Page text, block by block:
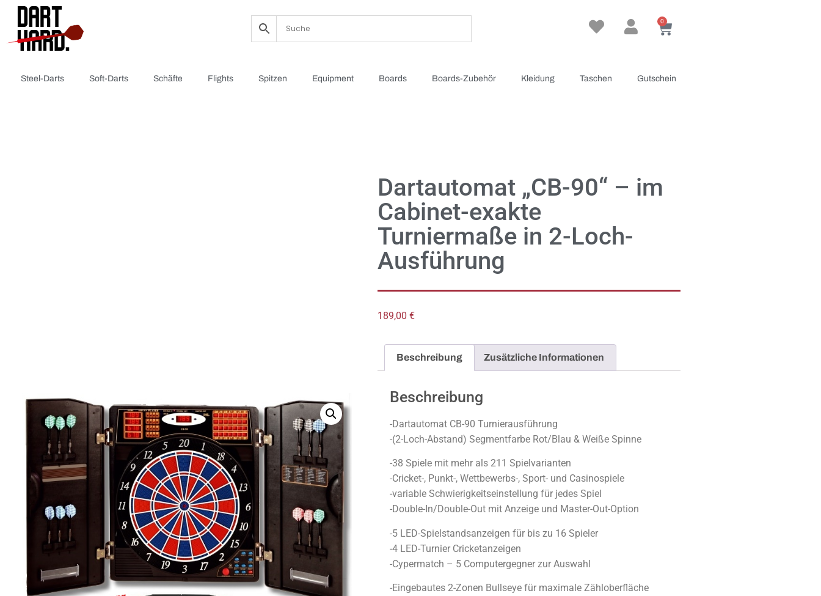
0
Steel-Darts Soft-Darts Schäfte Flights Spitzen Equipment Boards Boards-Zubehör Kleidung Taschen Gutschein
Dartautomat „CB-90“ – im
Cabinet-exakte
Turniermaße in 2-Loch-
Ausführung
189,00 €
Beschreibung Zusätzliche Informationen
Beschreibung
-Dartautomat CB-90 Turnierausführung
-(2-Loch-Abstand) Segmentfarbe Rot/Blau & Weiße Spinne
-38 Spiele mit mehr als 211 Spielvarianten
-Cricket-, Punkt-, Wettbewerbs-, Sport- und Casinospiele
-variable Schwierigkeitseinstellung für jedes Spiel
-Double-In/Double-Out mit Anzeige und Master-Out-Option
-5 LED-Spielstandsanzeigen für bis zu 16 Spieler
-4 LED-Turnier Cricketanzeigen
-Cypermatch – 5 Computergegner zur Auswahl
-Eingebautes 2-Zonen Bullseye für maximale Zähloberfläche